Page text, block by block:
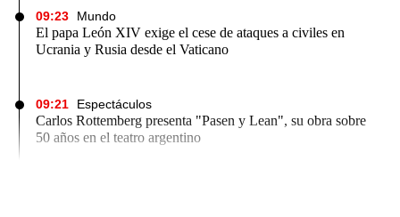
09:23 Mundo
El papa León XIV exige el cese de ataques a civiles en
Ucrania y Rusia desde el Vaticano
09:21 Espectáculos
Carlos Rottemberg presenta "Pasen y Lean", su obra sobre
50 años en el teatro argentino